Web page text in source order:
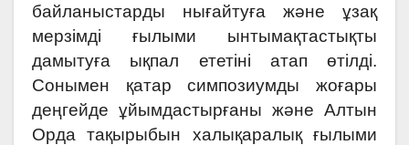
байланыстарды нығайтуға және ұзақ
мерзімді ғылыми ынтымақтастықты
дамытуға ықпал ететіні атап өтілді.
Сонымен қатар симпозиумды жоғары
деңгейде ұйымдастырғаны және Алтын
Орда тақырыбын халықаралық ғылыми